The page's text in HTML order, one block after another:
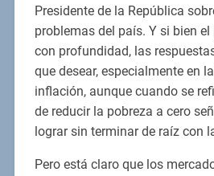
Presidente de la República
problemas del país. Y si bien
con profundidad, las
que desear, especialmente en
inflación, aunque cuando se
de reducir la pobreza a cero
lograr sin terminar de raíz con
Pero está claro que los